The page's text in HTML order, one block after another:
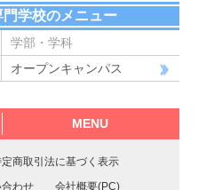
学校のメニュー
学部・学科
オープンキャンパス
MENU
商取引法に基づく表示
わせ 会社概要(PC)